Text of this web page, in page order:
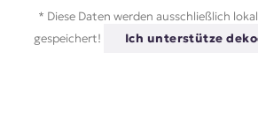
* Diese Daten werden ausschließlich
gespeichert!
Ich unterstütze